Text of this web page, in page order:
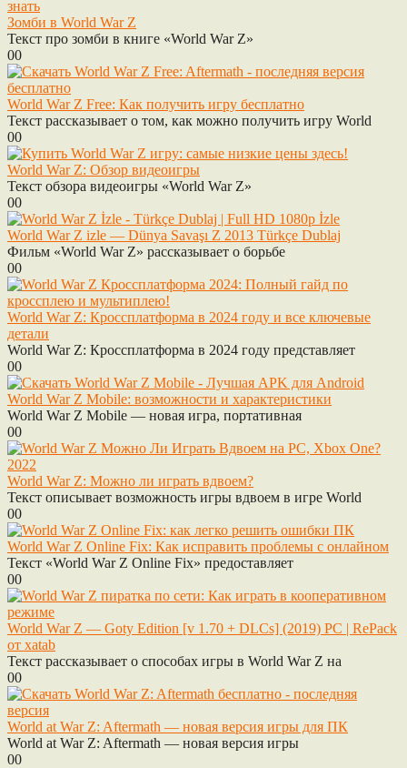
Зомби в World War Z
Текст про зомби в книге «World War Z»
00
World War Z Free: Как получить игру бесплатно
Текст рассказывает о том, как можно получить игру World
00
World War Z: Обзор видеоигры
Текст обзора видеоигры «World War Z»
00
World War Z izle — Dünya Savaşı Z 2013 Türkçe Dublaj
Фильм «World War Z» рассказывает о борьбе
00
World War Z: Кроссплатформа в 2024 году и все ключевые
детали
World War Z: Кроссплатформа в 2024 году представляет
00
World War Z Mobile: возможности и характеристики
World War Z Mobile — новая игра, портативная
00
World War Z: Можно ли играть вдвоем?
Текст описывает возможность игры вдвоем в игре World
00
World War Z Online Fix: Как исправить проблемы с онлайном
Текст «World War Z Online Fix» предоставляет
00
World War Z — Goty Edition [v 1.70 + DLCs] (2019) PC | RePack
от xatab
Текст рассказывает о способах игры в World War Z на
00
World at War Z: Aftermath — новая версия игры для ПК
World at War Z: Aftermath — новая версия игры
00